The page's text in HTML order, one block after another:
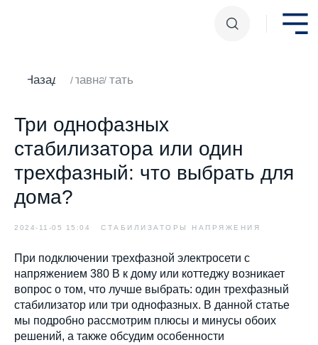
Три однофазных
стабилизатора или один
трехфазный: что выбрать для
дома?
2024-11-05 15:04 СТАБИЛИЗАТОРЫ НАПРЯЖЕНИЯ
При подключении трехфазной электросети с
напряжением 380 В к дому или коттеджу возникает
вопрос о том, что лучше выбрать: один трехфазный
стабилизатор или три однофазных. В данной статье
мы подробно рассмотрим плюсы и минусы обоих
решений, а также обсудим особенности